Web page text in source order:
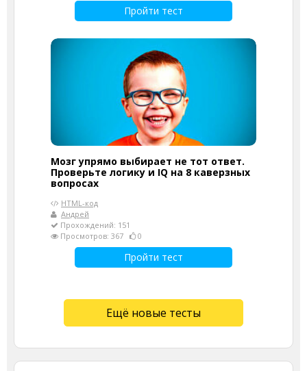
Пройти тест
Мозг упрямо выбирает не тот ответ.
Проверьте логику и IQ на 8 каверзных
вопросах
HTML-код
Андрей
Прохождений: 151
Просмотров: 367
0
Пройти тест
Ещё новые тесты